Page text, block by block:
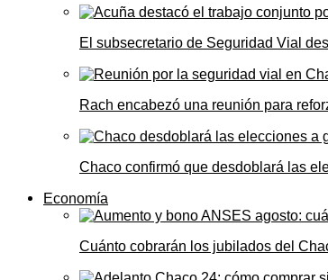
El subsecretario de Seguridad Vial
Rach encabezó una reunión para
Chaco confirmó que desdoblará las
Economía
Cuánto cobrarán los jubilados del